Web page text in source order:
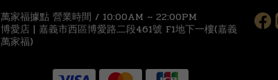
萬家福據點 營業時間 / 10:00AM ~ 22:00PM
博愛店 | 嘉義市西區博愛路二段461號 F1地下一樓(嘉義
萬家福)